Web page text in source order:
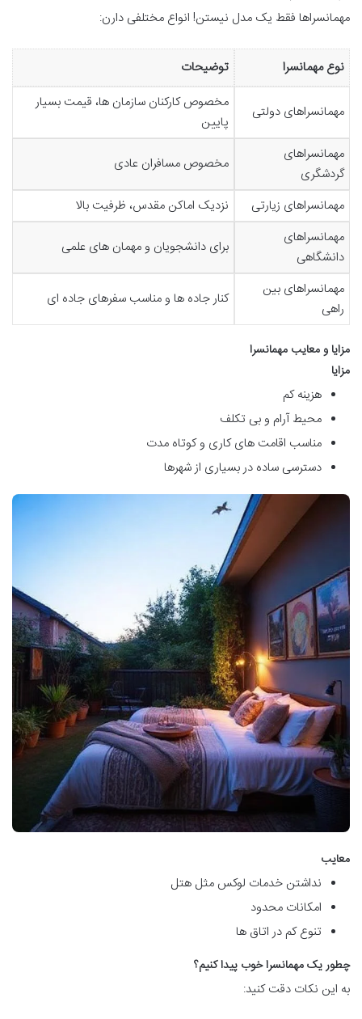
مهمانسراها فقط یک مدل نیستن! انواع مختلفی دارن:
نوع مهمانسرا توضیحات
مهمانسراهای دولتی
مخصوص کارکنان سازمان ها، قیمت بسیار
پایین
مهمانسراهای
گردشگری
مخصوص مسافران عادی
مهمانسراهای زیارتی
نزدیک اماکن مقدس، ظرفیت بالا
مهمانسراهای
دانشگاهی
برای دانشجویان و مهمان های علمی
مهمانسراهای بین
راهی
کنار جاده ها و مناسب سفرهای جاده ای
مزایا و معایب مهمانسرا
مزایا
هزینه کم
محیط آرام و بی تکلف
مناسب اقامت های کاری و کوتاه مدت
دسترسی ساده در بسیاری از شهرها
معایب
نداشتن خدمات لوکس مثل هتل
امکانات محدود
تنوع کم در اتاق ها
چطور یک مهمانسرا خوب پیدا کنیم؟
به این نکات دقت کنید: